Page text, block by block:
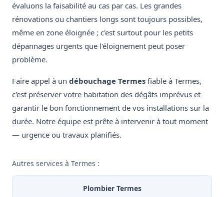
évaluons la faisabilité au cas par cas. Les grandes
rénovations ou chantiers longs sont toujours possibles,
même en zone éloignée ; c'est surtout pour les petits
dépannages urgents que l'éloignement peut poser
problème.
Faire appel à un débouchage Termes fiable à Termes,
c'est préserver votre habitation des dégâts imprévus et
garantir le bon fonctionnement de vos installations sur la
durée. Notre équipe est prête à intervenir à tout moment
— urgence ou travaux planifiés.
Autres services à Termes :
Plombier Termes